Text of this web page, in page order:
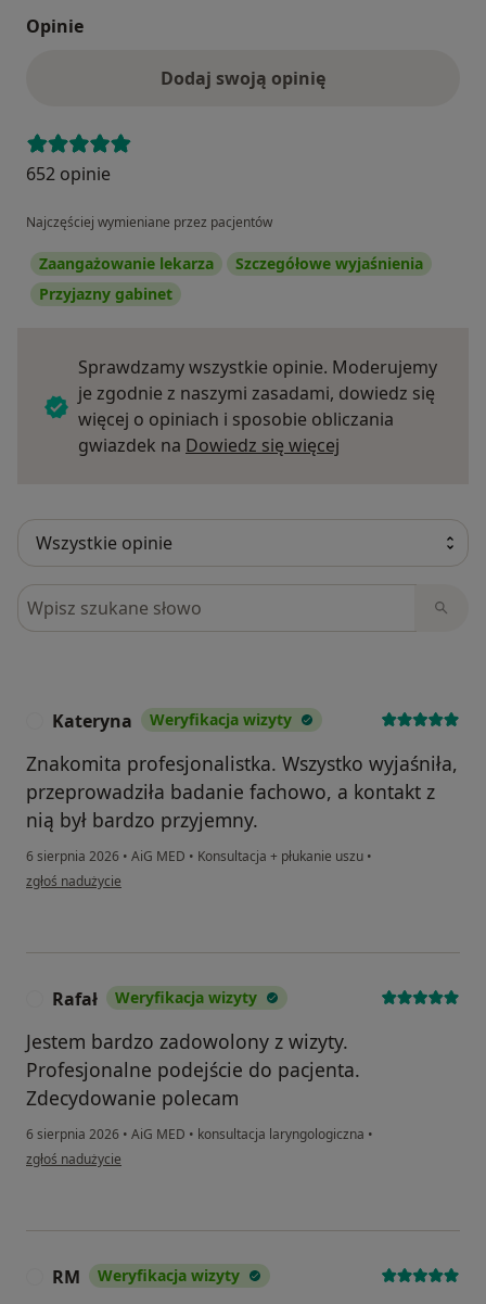
Opinie
Dodaj swoją opinię
652 opinie
Najczęściej wymieniane przez pacjentów
Zaangażowanie lekarza
Szczegółowe wyjaśnienia
Przyjazny gabinet
Sprawdzamy wszystkie opinie. Moderujemy
je zgodnie z naszymi zasadami, dowiedz się
więcej o opiniach i sposobie obliczania
gwiazdek na Dowiedz się więcej
Szukaj w opiniach
Kateryna Weryfikacja wizyty
Znakomita profesjonalistka. Wszystko wyjaśniła,
przeprowadziła badanie fachowo, a kontakt z
nią był bardzo przyjemny.
6 sierpnia 2026 • AiG MED • Konsultacja + płukanie uszu •
w opinii użytkownika Kateryna
zgłoś nadużycie
Rafał Weryfikacja wizyty
Jestem bardzo zadowolony z wizyty.
Profesjonalne podejście do pacjenta.
Zdecydowanie polecam
6 sierpnia 2026 • AiG MED • konsultacja laryngologiczna •
w opinii użytkownika Rafał
zgłoś nadużycie
RM Weryfikacja wizyty